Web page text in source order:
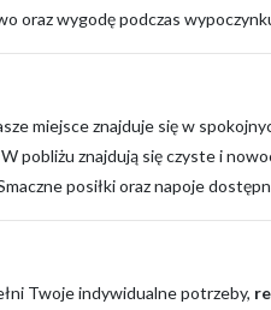
oraz wygodę podczas
miejsce znajduje się w
W pobliżu znajdują się czyste i
posiłki oraz napoje
Twoje indywidualne potrzeby,